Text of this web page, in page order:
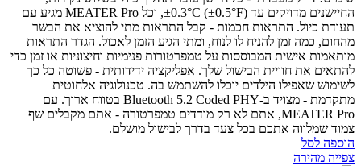
החיישנים מדויקים עד ±0.3°C (±0.5°F), וכל MEATER Pro מגיע עם
תעודת כיול. התראות חכמות - קבל התראות מתי להוציא את הבשר
מהחום, כמה זמן להניח לו לנוח, ומתי הגיע הזמן לאכול. הגדר התראות
מותאמות אישית המבוססות על טמפרטורות פנימיות וחיצוניות או זמן כדי
להתאים את חוויית הבישול שלך. אפליקציה ידידותית - פשוטה כל כך
לשימוש שאפילו הילדים יוכלו להשתמש בה. טכנולוגיה אלחוטית
מתקדמת - מצויד ב-Bluetooth 5.2 Coded PHY בטווח ארוך.
עם
MEATER Pro, אתם לא רק מודדים טמפרטורה - אתם מקבלים שף
צמוד שמלווה אתכם בכל צעד בדרך לבישול מושלם.
הוספה לסל
צפייה מהירה